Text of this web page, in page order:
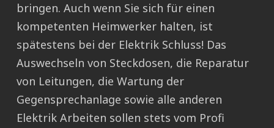
bringen. Auch wenn Sie sich für einen
kompetenten Heimwerker halten, ist
spätestens bei der Elektrik Schluss! Das
Auswechseln von Steckdosen, die Reparatur
von Leitungen, die Wartung der
Gegensprechanlage sowie alle anderen
Elektrik Arbeiten sollen stets vom Profi